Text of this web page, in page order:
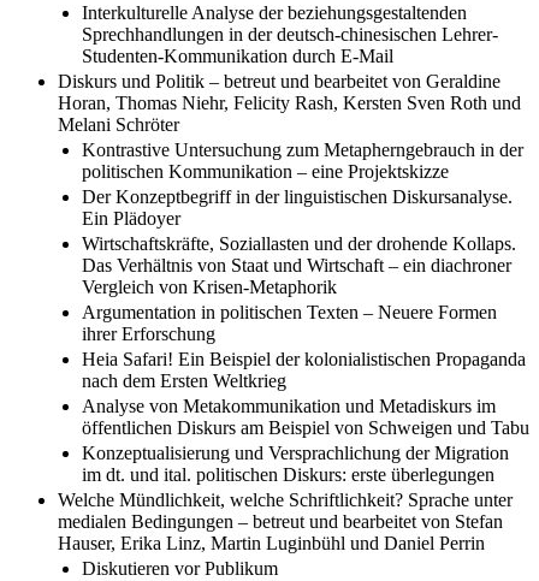
Interkulturelle Analyse der beziehungsgestaltenden
Sprechhandlungen in der deutsch-chinesischen Lehrer-
Studenten-Kommunikation durch E-Mail
Diskurs und Politik – betreut und bearbeitet von Geraldine
Horan, Thomas Niehr, Felicity Rash, Kersten Sven Roth und
Melani Schröter
Kontrastive Untersuchung zum Metapherngebrauch in der
politischen Kommunikation – eine Projektskizze
Der Konzeptbegriff in der linguistischen Diskursanalyse.
Ein Plädoyer
Wirtschaftskräfte, Soziallasten und der drohende Kollaps.
Das Verhältnis von Staat und Wirtschaft – ein diachroner
Vergleich von Krisen-Metaphorik
Argumentation in politischen Texten – Neuere Formen
ihrer Erforschung
Heia Safari! Ein Beispiel der kolonialistischen Propaganda
nach dem Ersten Weltkrieg
Analyse von Metakommunikation und Metadiskurs im
öffentlichen Diskurs am Beispiel von Schweigen und Tabu
Konzeptualisierung und Versprachlichung der Migration
im dt. und ital. politischen Diskurs: erste überlegungen
Welche Mündlichkeit, welche Schriftlichkeit? Sprache unter
medialen Bedingungen – betreut und bearbeitet von Stefan
Hauser, Erika Linz, Martin Luginbühl und Daniel Perrin
Diskutieren vor Publikum